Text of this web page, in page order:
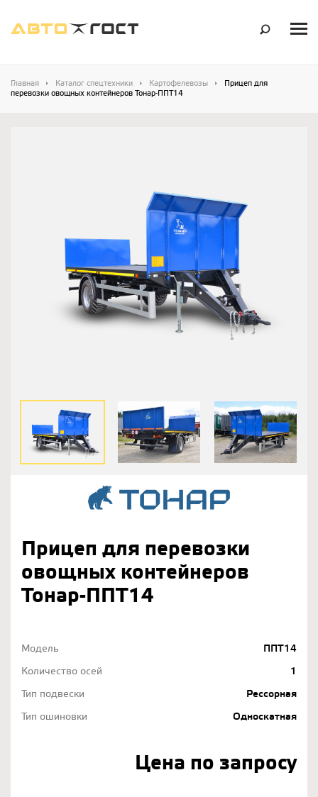
Главная Каталог спецтехники Картофелевозы
Прицеп для
перевозки овощных контейнеров Тонар-ППТ14
Прицеп для перевозки
овощных контейнеров
Тонар-ППТ14
Модель
ППТ14
Количество осей
1
Тип подвески
Рессорная
Тип ошиновки
Односкатная
Цена по запросу